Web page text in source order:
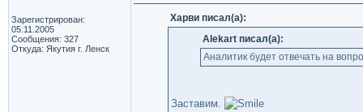
Зарегистрирован:
05.11.2005
Сообщения: 327
Откуда: Якутия г. Ленск
Харви писал(а):
Alekart писал(а):
Аналитик будет отвечать на
Заставим.